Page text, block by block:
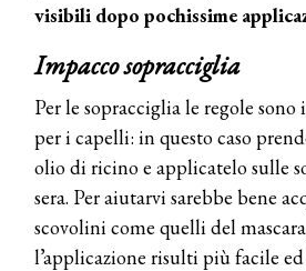
visibili dopo pochissime
Impacco sopracciglia
Per le sopracciglia le regole
per i capelli: in questo caso
olio di ricino e applicatelo sulle
sera. Per aiutarvi sarebbe bene
scovolini come quelli del
l’applicazione risulti più facile
Continua la carrellata di look
Cotril alla Festa del Cinema di
TONI&GUY
A Natale regala una doppia
TONI&GUY “Feel Good
TONI&GUY